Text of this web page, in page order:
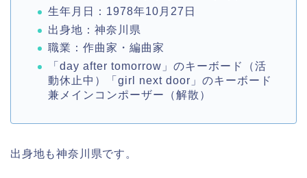
生年月日：1978年10月27日
出身地：神奈川県
職業：作曲家・編曲家
「day after tomorrow」のキーボード（活
動休止中）「girl next door」のキーボード
兼メインコンポーザー（解散）
出身地も神奈川県です。